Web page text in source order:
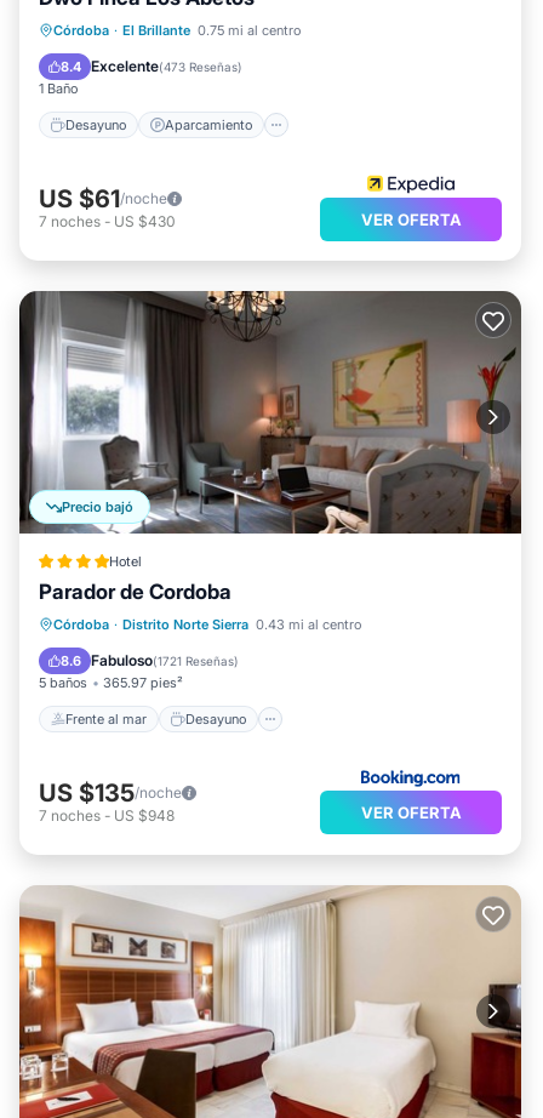
Córdoba · El Brillante 0.75 mi al centro
8.4 Excelente(473 Reseñas)
1 Baño
Desayuno Aparcamiento
Desayuno Aparcamiento
Balcón/Terraza
US $61/noche
7 noches - US $430 VER OFERTA
Precio bajó
Hotel
Parador de Cordoba
Córdoba · Distrito Norte Sierra 0.43 mi al centro
8.6 Fabuloso(1721 Reseñas)
5 baños 365.97 pies²
Frente al mar Desayuno
Frente al mar
Estación de carga para vehículos eléctricos
Aparcamiento
US $135/noche
7 noches - US $948 VER OFERTA